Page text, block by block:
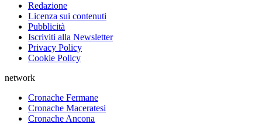
Redazione
Licenza sui contenuti
Pubblicità
Iscriviti alla Newsletter
Privacy Policy
Cookie Policy
network
Cronache Fermane
Cronache Maceratesi
Cronache Ancona